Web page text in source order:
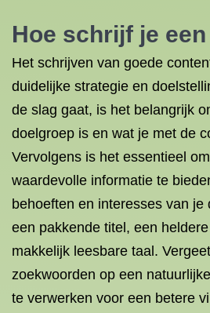
Hoe schrijf je
Het schrijven van goede
duidelijke strategie en
de slag gaat, is het belangrijk
doelgroep is en wat je met de
Vervolgens is het essentieel
waardevolle informatie te
behoeften en interesses van
een pakkende titel, een
makkelijk leesbare taal.
zoekwoorden op een
te verwerken voor een betere